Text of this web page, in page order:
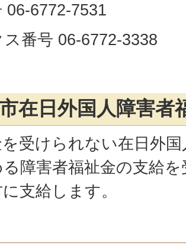
06-6772-7531
番号 06-6772-3338
在日外国人障害者
受けられない在日外
障害者福祉金の支給
支給します。